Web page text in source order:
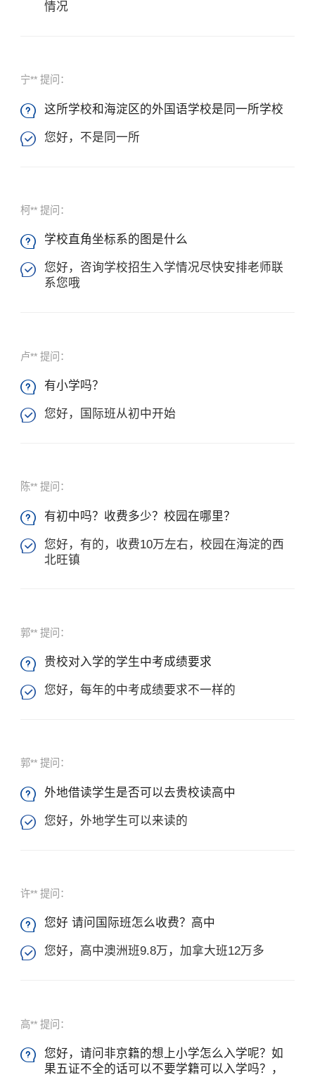
情况
宁** 提问：
 这所学校和海淀区的外国语学校是同一所学校
 您好，不是同一所
柯** 提问：
 学校直角坐标系的图是什么

您好，咨询学校招生入学情况尽快安排老师联
系您哦
卢** 提问：
 有小学吗？
 您好，国际班从初中开始
陈** 提问：
 有初中吗？收费多少？校园在哪里？

您好，有的，收费10万左右，校园在海淀的西
北旺镇
郭** 提问：
 贵校对入学的学生中考成绩要求
 您好，每年的中考成绩要求不一样的
郭** 提问：
 外地借读学生是否可以去贵校读高中
 您好，外地学生可以来读的
许** 提问：
 您好 请问国际班怎么收费？高中
 您好，高中澳洲班9.8万，加拿大班12万多
高** 提问：

您好，请问非京籍的想上小学怎么入学呢？如
果五证不全的话可以不要学籍可以入学吗？，